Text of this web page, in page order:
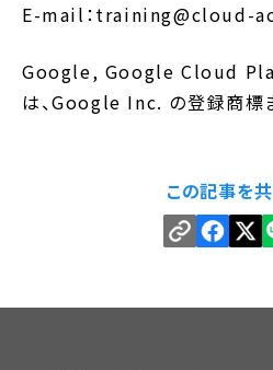
E-mail：training@cloud-
Google, Google Cloud
は、Google Inc. の登録商標
この記事を